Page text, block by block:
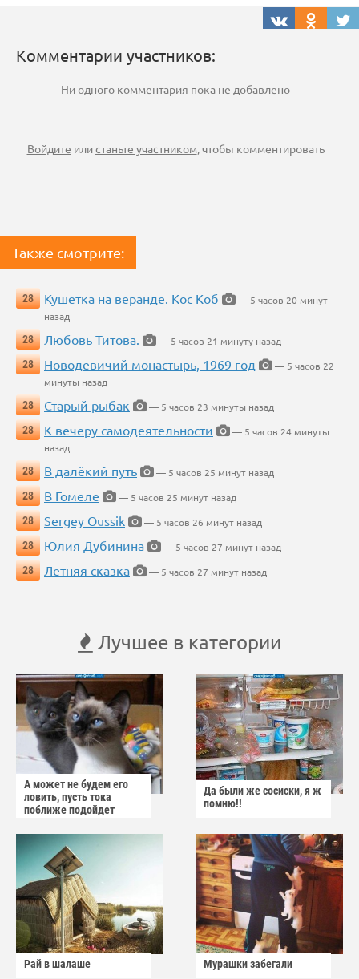
Комментарии участников:
Ни одного комментария пока не добавлено
Войдите илистаньте участником, чтобы комментировать
Также смотрите:
28 Кушетка на веранде. Кос Коб
— 5 часов 20 минут
назад
28
Любовь Титова.
— 5 часов 21 минуту назад
28
Новодевичий монастырь, 1969 год
— 5 часов 22
минуты назад
28
Старый рыбак
— 5 часов 23 минуты назад
28
К вечеру самодеятельности
— 5 часов 24 минуты
назад
28
В далёкий путь
— 5 часов 25 минут назад
28
В Гомеле
— 5 часов 25 минут назад
28
Sergey Oussik
— 5 часов 26 минут назад
28
Юлия Дубинина
— 5 часов 27 минут назад
28
Летняя сказка — 5 часов 27 минут назад
Лучшее в категории
А может не будем его
ловить, пусть тока
поближе подойдет
Да были же сосиски, я ж
помню!!
Рай в шалаше Мурашки забегали